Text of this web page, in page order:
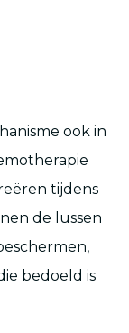
ook in
tijdens
de lussen
bedoeld is